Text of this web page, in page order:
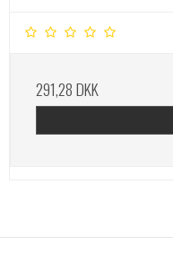
291,28 DKK